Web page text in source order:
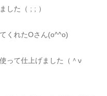
した（ ; ; ）
くれたOさん(o^^o)
って仕上げました（＾ν